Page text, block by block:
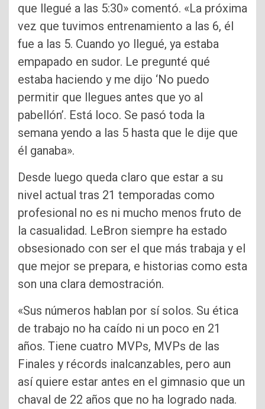
que llegué a las 5:30» comentó. «La próxima
vez que tuvimos entrenamiento a las 6, él
fue a las 5. Cuando yo llegué, ya estaba
empapado en sudor. Le pregunté qué
estaba haciendo y me dijo ‘No puedo
permitir que llegues antes que yo al
pabellón’. Está loco. Se pasó toda la
semana yendo a las 5 hasta que le dije que
él ganaba».
Desde luego queda claro que estar a su
nivel actual tras 21 temporadas como
profesional no es ni mucho menos fruto de
la casualidad. LeBron siempre ha estado
obsesionado con ser el que más trabaja y el
que mejor se prepara, e historias como esta
son una clara demostración.
«Sus números hablan por sí solos. Su ética
de trabajo no ha caído ni un poco en 21
años. Tiene cuatro MVPs, MVPs de las
Finales y récords inalcanzables, pero aun
así quiere estar antes en el gimnasio que un
chaval de 22 años que no ha logrado nada.